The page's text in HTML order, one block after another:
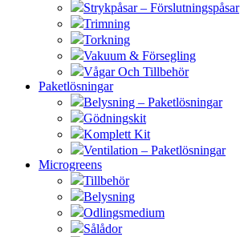
Strykpåsar – Förslutningspåsar
Trimning
Torkning
Vakuum & Försegling
Vågar Och Tillbehör
Paketlösningar
Belysning – Paketlösningar
Gödningskit
Komplett Kit
Ventilation – Paketlösningar
Microgreens
Tillbehör
Belysning
Odlingsmedium
Sålådor